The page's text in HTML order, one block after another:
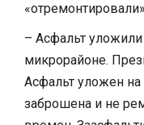
– Асфальт
микрорайоне.
Асфальт уложен на
заброшена и не